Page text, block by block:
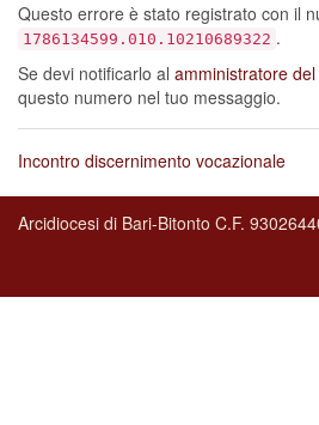
Questo errore è stato registrato con il
1786134599.010.10210689322 .
Se devi notificarlo al amministratore del
questo numero nel tuo messaggio.
Incontro discernimento vocazionale
Arcidiocesi di Bari-Bitonto C.F.